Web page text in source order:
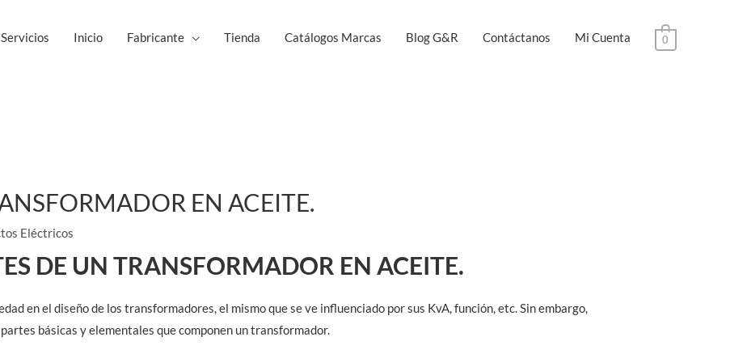
Servicios Inicio Fabricante Tienda Catálogos Marcas Blog G&R Contáctanos Mi Cuenta 0
EN ACEITE.
Eléctricos
DE UN TRANSFORMADOR EN ACEITE.
en el diseño de los transformadores, el mismo que se ve influenciado por sus KvA, función, etc. Sin embargo,
básicas y elementales que componen un transformador.